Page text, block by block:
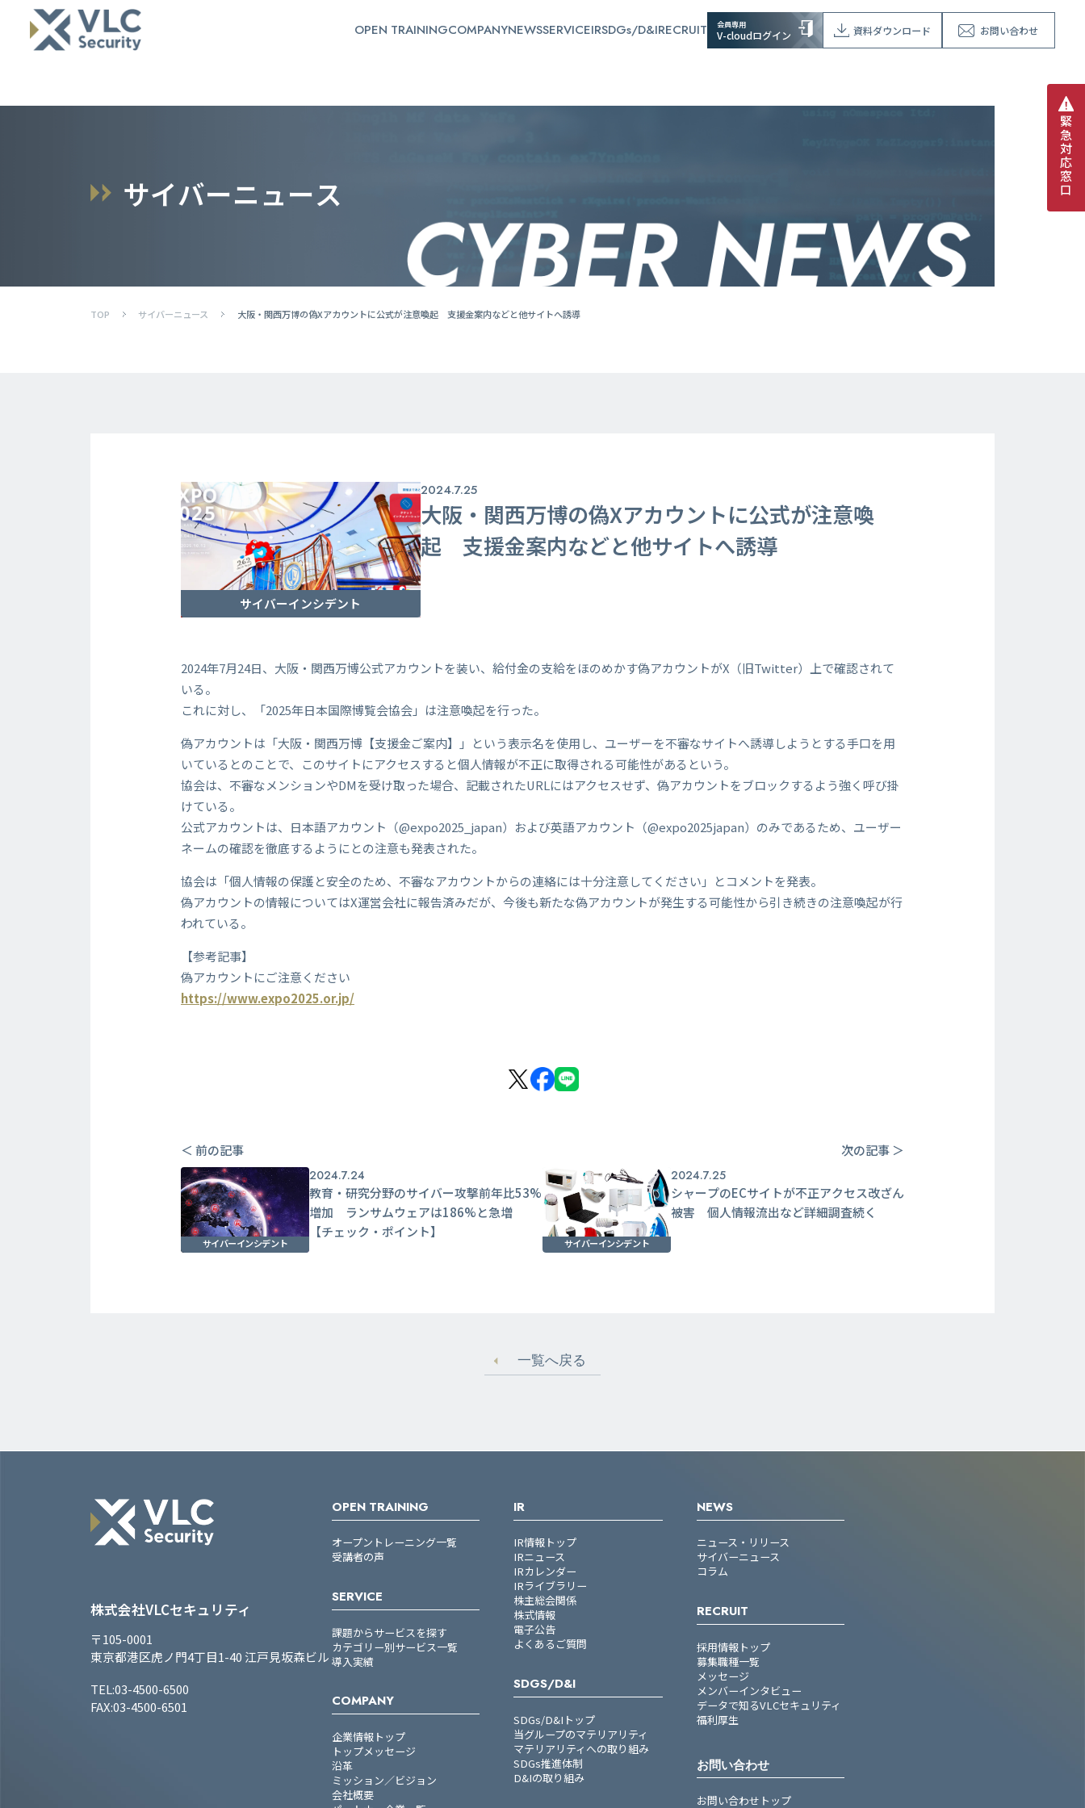
OPEN TRAININGCOMPANYNEWSSERVICEIRSDGs/D&IRECRUIT 会員専用
V-cloudログイン 資料ダウンロード お問い合わせ
緊
急
対
応
窓
口
サイバーニュース
TOP サイバーニュース 大阪・関西万博の偽Xアカウントに公式が注意喚起 支援金案内などと他サイトへ誘導
サイバーインシデント
2024.7.25
大阪・関西万博の偽Xアカウントに公式が注意喚
起 支援金案内などと他サイトへ誘導
2024年7月24日、大阪・関西万博公式アカウントを装い、給付金の支給をほのめかす偽アカウントがX（旧Twitter）上で確認されて
いる。
これに対し、「2025年日本国際博覧会協会」は注意喚起を行った。
偽アカウントは「大阪・関西万博【支援金ご案内】」という表示名を使用し、ユーザーを不審なサイトへ誘導しようとする手口を用
いているとのことで、このサイトにアクセスすると個人情報が不正に取得される可能性があるという。
協会は、不審なメンションやDMを受け取った場合、記載されたURLにはアクセスせず、偽アカウントをブロックするよう強く呼び掛
けている。
公式アカウントは、日本語アカウント（@expo2025_japan）および英語アカウント（@expo2025japan）のみであるため、ユーザー
ネームの確認を徹底するようにとの注意も発表された。
協会は「個人情報の保護と安全のため、不審なアカウントからの連絡には十分注意してください」とコメントを発表。
偽アカウントの情報についてはX運営会社に報告済みだが、今後も新たな偽アカウントが発生する可能性から引き続きの注意喚起が行
われている。
【参考記事】
偽アカウントにご注意ください
https://www.expo2025.or.jp/
＜ 前の記事 次の記事 ＞
サイバーインシデント
2024.7.24
教育・研究分野のサイバー攻撃前年比53%
増加 ランサムウェアは186%と急増
【チェック・ポイント】
サイバーインシデント
2024.7.25
シャープのECサイトが不正アクセス改ざん
被害 個人情報流出など詳細調査続く
一覧へ戻る
株式会社VLCセキュリティ
〒105-0001
東京都港区虎ノ門4丁目1-40 江戸見坂森ビル
TEL:03-4500-6500
FAX:03-4500-6501
OPEN TRAINING
オープントレーニング一覧
受講者の声
SERVICE
課題からサービスを探す
カテゴリー別サービス一覧
導入実績
COMPANY
企業情報トップ
トップメッセージ
沿革
ミッション／ビジョン
会社概要
IR
IR情報トップ
IRニュース
IRカレンダー
IRライブラリー
株主総会関係
株式情報
電子公告
よくあるご質問
SDGS/D&I
SDGs/D&Iトップ
当グループのマテリアリティ
マテリアリティへの取り組み
SDGs推進体制
D&Iの取り組み
NEWS
ニュース・リリース
サイバーニュース
コラム
RECRUIT
採用情報トップ
募集職種一覧
メッセージ
メンバーインタビュー
データで知るVLCセキュリティ
福利厚生
お問い合わせ
お問い合わせトップ